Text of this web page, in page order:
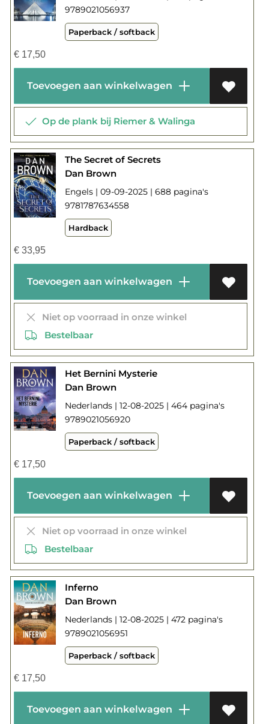
9789021056937
Paperback / softback
€17,50
Toevoegen aan winkelwagen
Op de plank bij Riemer & Walinga
The Secret of Secrets
Dan Brown
Engels | 09-09-2025 | 688 pagina's
9781787634558
Hardback
€33,95
Toevoegen aan winkelwagen
Niet op voorraad in onze winkel
Bestelbaar
Het Bernini Mysterie
Dan Brown
Nederlands | 12-08-2025 | 464 pagina's
9789021056920
Paperback / softback
€17,50
Toevoegen aan winkelwagen
Niet op voorraad in onze winkel
Bestelbaar
Inferno
Dan Brown
Nederlands | 12-08-2025 | 472 pagina's
9789021056951
Paperback / softback
€17,50
Toevoegen aan winkelwagen